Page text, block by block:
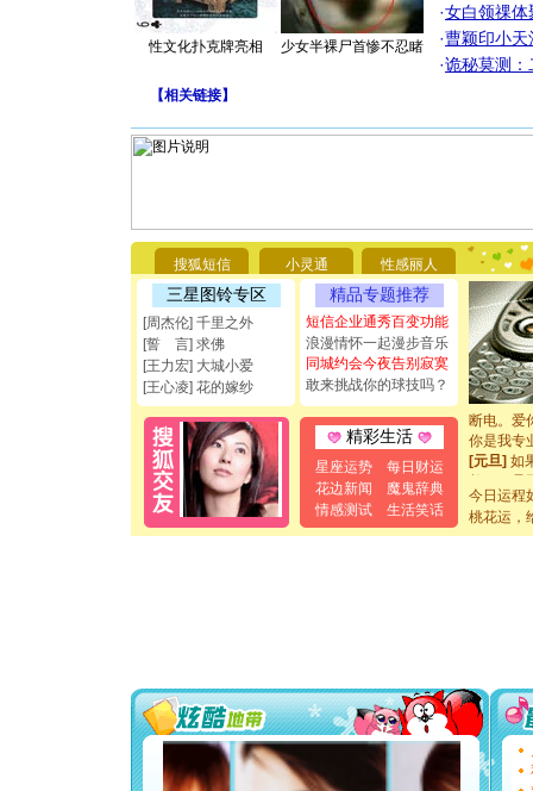
性文化扑克牌亮相 少女半裸尸首惨不忍睹
·女白领祼体
·曹颖印小天
·诡秘莫测：
【相关链接】
搜狐短信 小灵通 性感丽人
三星图铃专区
[周杰伦] 千里之外
[誓 言] 求佛
[王力宏] 大城小爱
[王心凌] 花的嫁纱
精品专题推荐
短信企业通秀百变功能
浪漫情怀一起漫步音乐
同城约会今夜告别寂寞
敢来挑战你的球技吗？
精彩生活
星座运势
每日财运
花边新闻
魔鬼辞典
情感测试
生活笑话
[圣诞节]
你太多，
要平安！
[圣诞节]
能正大光
都要快乐
[圣诞节]
如意,快
[元旦]看
断电。爱
你是我专
[元旦]如
起；二是
离。水晶
[元旦]当
泣，这痛
[圣诞节]
你太多
要平安！
[圣诞节]
能正大
今日运程
桃花运，